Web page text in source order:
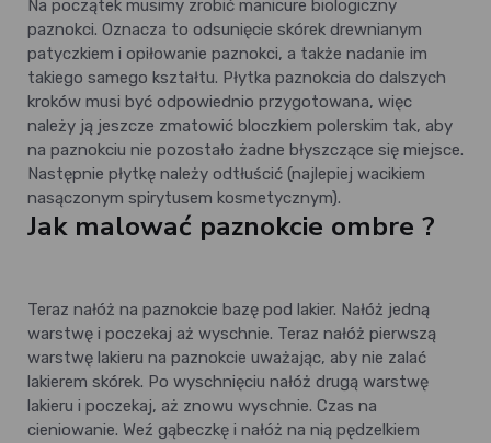
Na początek musimy zrobić manicure biologiczny
paznokci. Oznacza to odsunięcie skórek drewnianym
patyczkiem i opiłowanie paznokci, a także nadanie im
takiego samego kształtu. Płytka paznokcia do dalszych
kroków musi być odpowiednio przygotowana, więc
należy ją jeszcze zmatowić bloczkiem polerskim tak, aby
na paznokciu nie pozostało żadne błyszczące się miejsce.
Następnie płytkę należy odtłuścić (najlepiej wacikiem
nasączonym spirytusem kosmetycznym).
Jak malować paznokcie ombre ?
Teraz nałóż na paznokcie bazę pod lakier. Nałóż jedną
warstwę i poczekaj aż wyschnie. Teraz nałóż pierwszą
warstwę lakieru na paznokcie uważając, aby nie zalać
lakierem skórek. Po wyschnięciu nałóż drugą warstwę
lakieru i poczekaj, aż znowu wyschnie. Czas na
cieniowanie. Weź gąbeczkę i nałóż na nią pędzelkiem